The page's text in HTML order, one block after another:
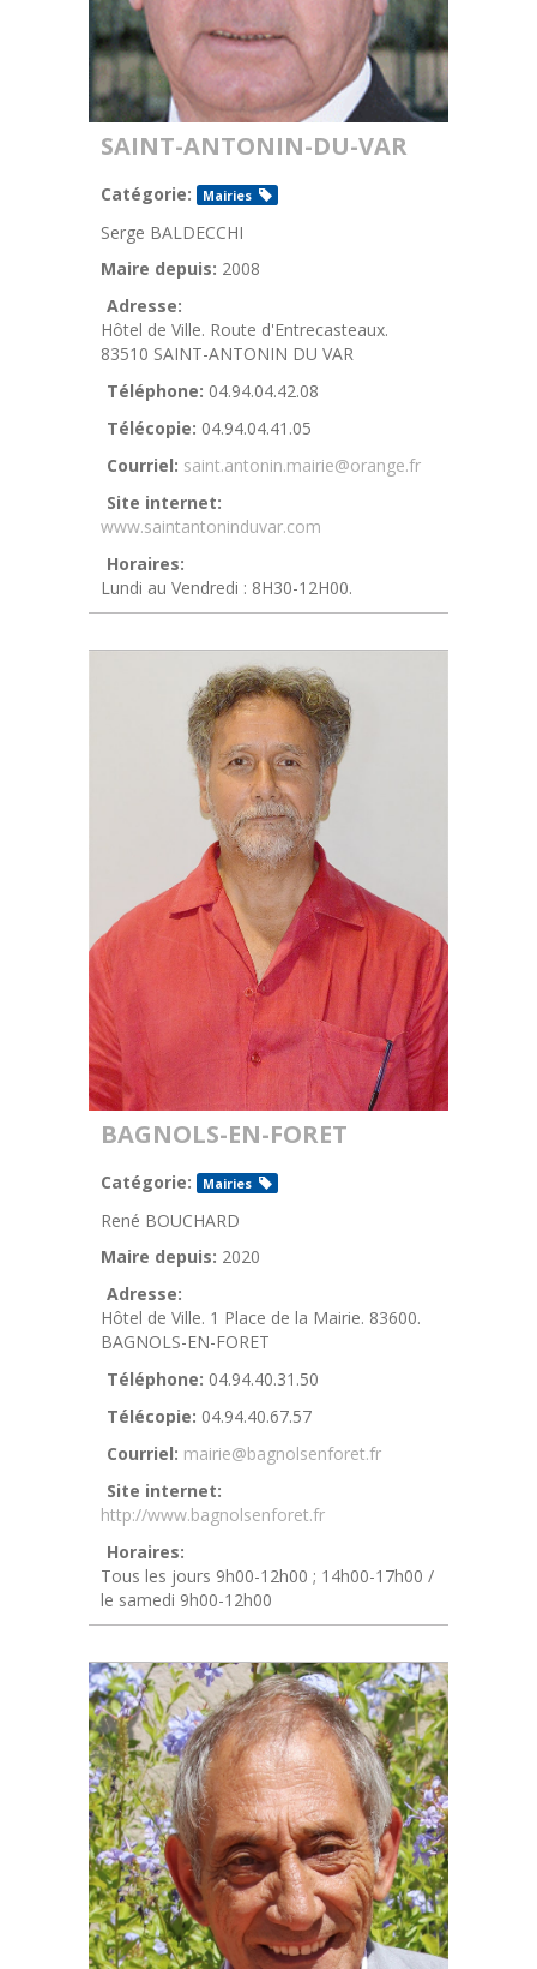
SAINT-ANTONIN-DU-VAR
Catégorie: Mairies
Serge BALDECCHI
Maire depuis: 2008
Adresse:
Hôtel de Ville. Route d'Entrecasteaux.
83510 SAINT-ANTONIN DU VAR
Téléphone: 04.94.04.42.08
Télécopie: 04.94.04.41.05
Courriel: saint.antonin.mairie@orange.fr
Site internet:
www.saintantoninduvar.com
Horaires:
Lundi au Vendredi : 8H30-12H00.
BAGNOLS-EN-FORET
Catégorie: Mairies
René BOUCHARD
Maire depuis: 2020
Adresse:
Hôtel de Ville. 1 Place de la Mairie. 83600.
BAGNOLS-EN-FORET
Téléphone: 04.94.40.31.50
Télécopie: 04.94.40.67.57
Courriel: mairie@bagnolsenforet.fr
Site internet:
http://www.bagnolsenforet.fr
Horaires:
Tous les jours 9h00-12h00 ; 14h00-17h00 /
le samedi 9h00-12h00